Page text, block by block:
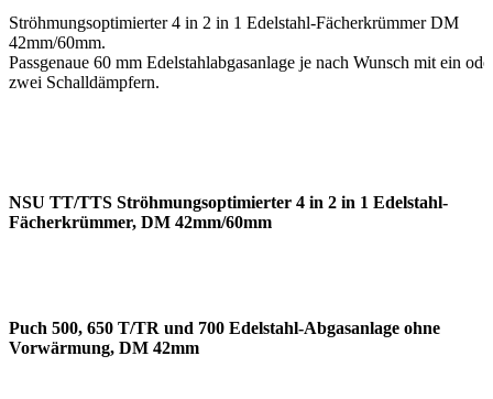
Ströhmungsoptimierter 4 in 2 in 1 Edelstahl-Fächerkrümmer DM
42mm/60mm.
Passgenaue 60 mm Edelstahlabgasanlage je nach Wunsch mit ein
zwei Schalldämpfern.
NSU TT/TTS Ströhmungsoptimierter 4 in 2 in 1 Edelstahl-
Fächerkrümmer, DM 42mm/60mm
Puch 500, 650 T/TR und 700 Edelstahl-Abgasanlage ohne
Vorwärmung, DM 42mm